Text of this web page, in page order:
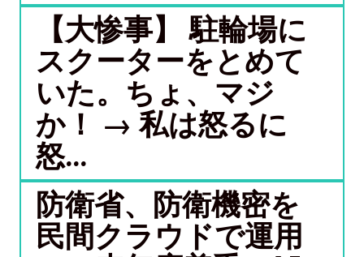
【大惨事】 駐輪場に
スクーターをとめて
いた。ちょ、マジ
か！ → 私は怒るに
怒...
防衛省、防衛機密を
民間クラウドで運用